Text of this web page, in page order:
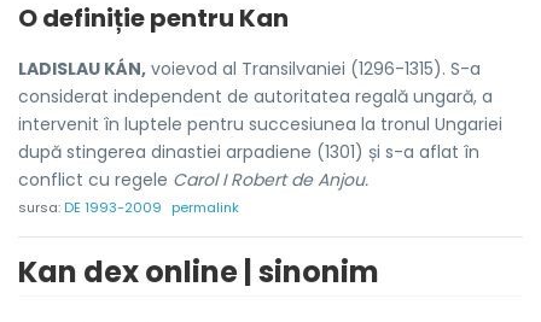
O definiție pentru Kan
LADISLAU KÁN, voievod al Transilvaniei (1296-1315). S-a
considerat independent de autoritatea regală ungară, a
intervenit în luptele pentru succesiunea la tronul Ungariei
după stingerea dinastiei arpadiene (1301) și s-a aflat în
conflict cu regele Carol I Robert de Anjou.
sursa:DE 1993-2009 permalink
Kan dex online | sinonim